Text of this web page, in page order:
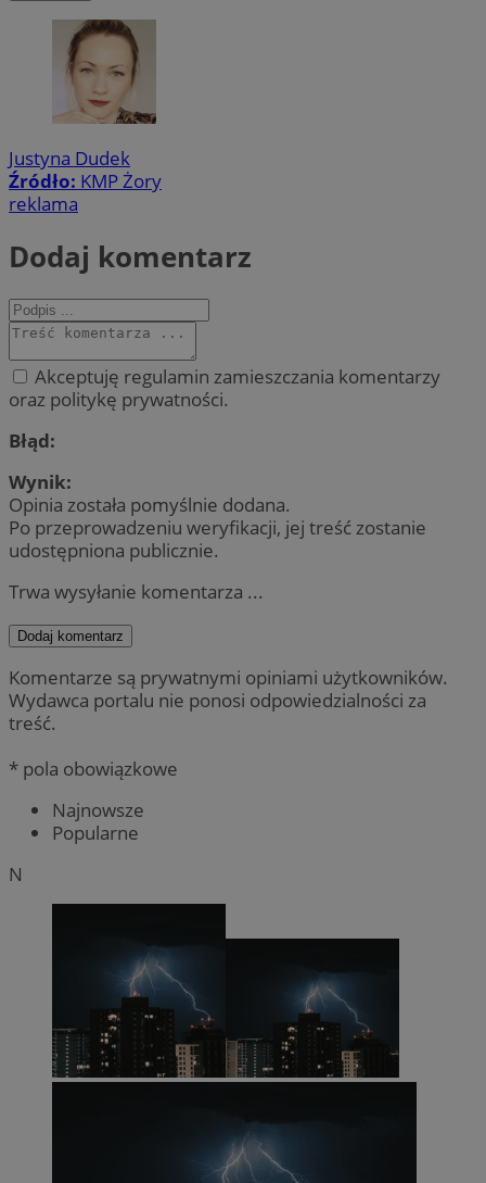
Justyna Dudek
Źródło: KMP Żory
reklama
Dodaj komentarz
Akceptuję regulamin zamieszczania komentarzy
oraz politykę prywatności.
Błąd:
Wynik:
Opinia została pomyślnie dodana.
Po przeprowadzeniu weryfikacji, jej treść zostanie
udostępniona publicznie.
Trwa wysyłanie komentarza ...
Dodaj komentarz
Komentarze są prywatnymi opiniami użytkowników.
Wydawca portalu nie ponosi odpowiedzialności za
treść.
* pola obowiązkowe
Najnowsze
Popularne
N